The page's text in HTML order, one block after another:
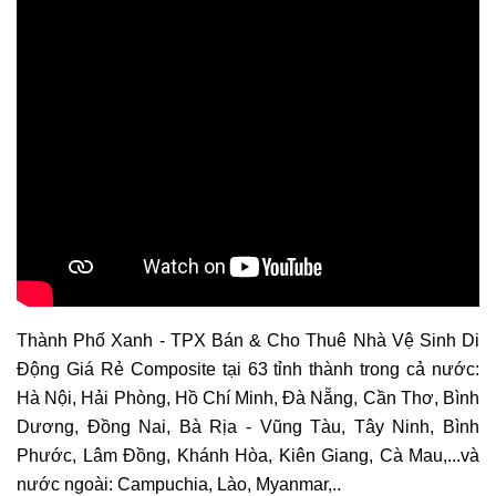
Thành Phố Xanh - TPX Bán & Cho Thuê Nhà Vệ Sinh Di
Động Giá Rẻ Composite tại 63 tỉnh thành trong cả nước:
Hà Nội, Hải Phòng, Hồ Chí Minh, Đà Nẵng, Cần Thơ, Bình
Dương, Đồng Nai, Bà Rịa - Vũng Tàu, Tây Ninh, Bình
Phước, Lâm Đồng, Khánh Hòa, Kiên Giang, Cà Mau,...và
nước ngoài: Campuchia, Lào, Myanmar,..